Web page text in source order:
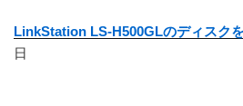
LinkStation LS-H500GLのディスク
日